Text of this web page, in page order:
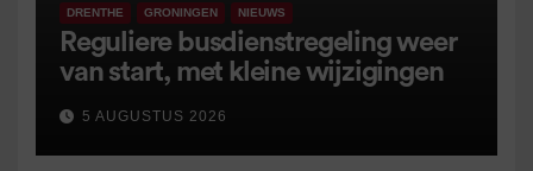
DRENTHE GRONINGEN NIEUWS
Reguliere busdienstregeling weer
van start, met kleine wijzigingen
5 AUGUSTUS 2026